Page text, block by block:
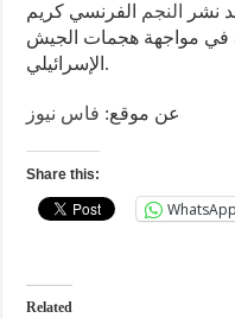
نشر النجم
الفرنسي كريم
في مواجهة هجمات الجيش
الإسرائيلي.
عن موقع: فاس نيوز
Share this:
WhatsApp
Related